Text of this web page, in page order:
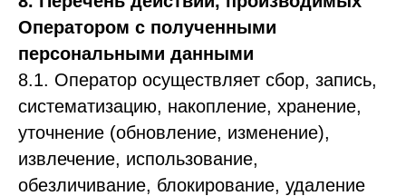
Оператором с полученными
персональными данными
8.1. Оператор осуществляет сбор, запись,
систематизацию, накопление, хранение,
уточнение (обновление, изменение),
извлечение, использование,
обезличивание, блокирование, удаление